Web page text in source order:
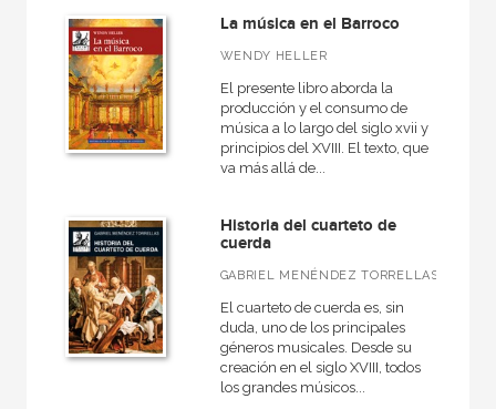
La música en el Barroco
WENDY HELLER
El presente libro aborda la
producción y el consumo de
música a lo largo del siglo xvii y
principios del XVIII. El texto, que
va más allá de...
Historia del cuarteto de
cuerda
GABRIEL MENÉNDEZ TORRELLAS
El cuarteto de cuerda es, sin
duda, uno de los principales
géneros musicales. Desde su
creación en el siglo XVIII, todos
los grandes músicos...